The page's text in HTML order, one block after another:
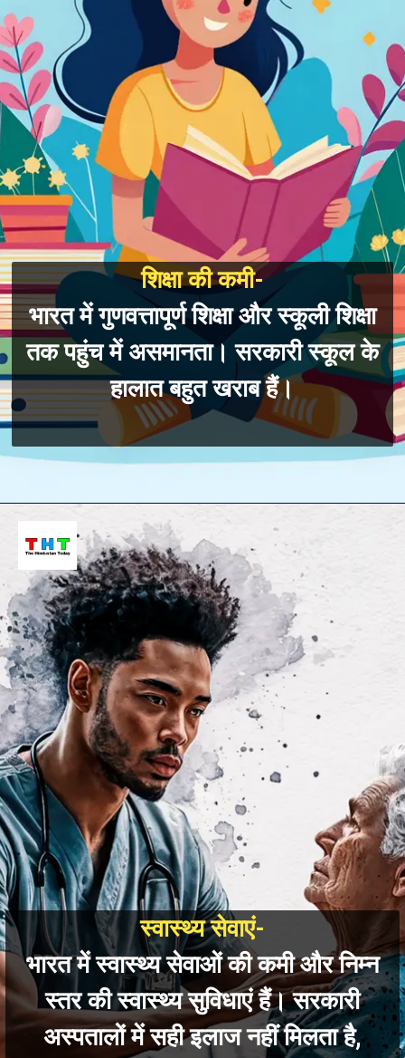
शिक्षा की कमी-
भारत में गुणवत्तापूर्ण शिक्षा और स्कूली शिक्षा
तक पहुंच में असमानता। सरकारी स्कूल के
हालात बहुत खराब हैं।
स्वास्थ्य सेवाएं-
भारत में स्वास्थ्यसेवाओं की कमी और निम्न
स्तर की स्वास्थ्य सुविधाएं हैं। सरकारी
अस्पतालों में सही इलाज नहीं मिलता है,